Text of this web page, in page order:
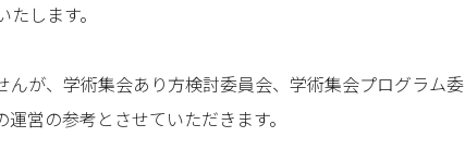
します。
が、学術集会あり方検討委員会、学術集会プログラム委
営の参考とさせていただきます。